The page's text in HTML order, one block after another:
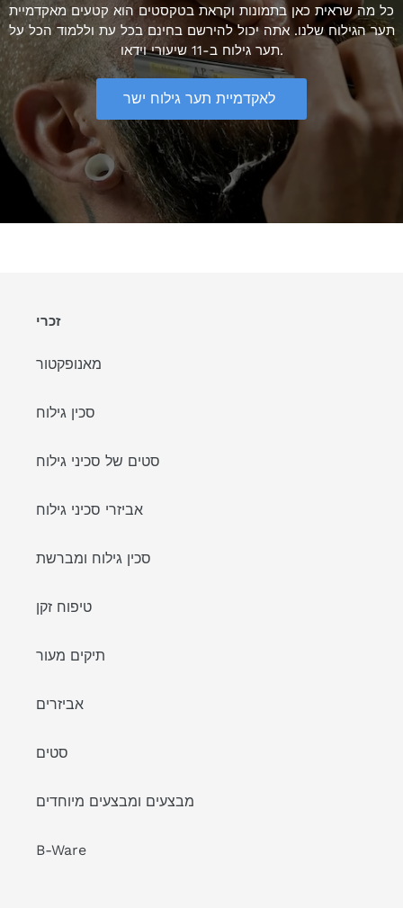
כל מה שראית כאן בתמונות וקראת בטקסטים הוא קטעים מאקדמיית
תער הגילוח שלנו. אתה יכול להירשם בחינם בכל עת וללמוד הכל על
תער גילוח ב-11 שיעורי וידאו.
לאקדמיית תער גילוח ישר
זכרי
מאנופקטור
סכין גילוח
סטים של סכיני גילוח
אביזרי סכיני גילוח
סכין גילוח ומברשת
טיפוח זקן
תיקים מעור
אביזרים
סטים
מבצעים ומבצעים מיוחדים
B-Ware